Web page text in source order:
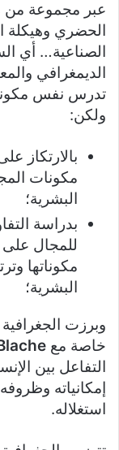
عبر مجموعة من
الحضري وهيكلة
الصناعية… أي
الديمغرافي
تدرس نفس
ولكن:
بالارتكاز
مكونات
البشرية؛
بدراسة
للمجال على
مكوناتها
البشرية؛
وبرزت
خاصة مع
التفاعل بين
إمكانياته
استغلاله.